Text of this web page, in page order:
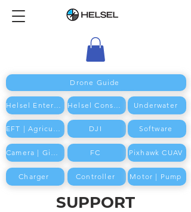
Drone Guide
Helsel Enterprise Helsel Consumer Underwater
EFT | Agriculture DJI Software
Camera | Gimbal FC Pixhawk CUAV
Charger Controller Motor | Pump
SUPPORT